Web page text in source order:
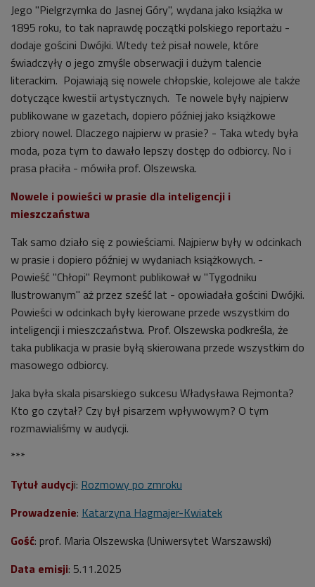
Jego "Pielgrzymka do Jasnej Góry", wydana jako książka w
1895 roku, to tak naprawdę początki polskiego reportażu -
dodaje gościni Dwójki. Wtedy też pisał nowele, które
świadczyły o jego zmyśle obserwacji i dużym talencie
literackim. Pojawiają się nowele chłopskie, kolejowe ale także
dotyczące kwestii artystycznych. Te nowele były najpierw
publikowane w gazetach, dopiero później jako książkowe
zbiory nowel. Dlaczego najpierw w prasie? - Taka wtedy była
moda, poza tym to dawało lepszy dostęp do odbiorcy. No i
prasa płaciła - mówiła prof. Olszewska.
Nowele i powieści w prasie dla inteligencji i
mieszczaństwa
Tak samo działo się z powieściami. Najpierw były w odcinkach
w prasie i dopiero później w wydaniach książkowych. -
Powieść "Chłopi" Reymont publikował w "Tygodniku
Ilustrowanym" aż przez sześć lat - opowiadała gościni Dwójki.
Powieści w odcinkach były kierowane przede wszystkim do
inteligencji i mieszczaństwa. Prof. Olszewska podkreśla, że
taka publikacja w prasie byłą skierowana przede wszystkim do
masowego odbiorcy.
Jaka była skala pisarskiego sukcesu Władysława Rejmonta?
Kto go czytał? Czy był pisarzem wpływowym? O tym
rozmawialiśmy w audycji.
***
Tytuł audycji: Rozmowy po zmroku
Prowadzenie: Katarzyna Hagmajer-Kwiatek
Gość: prof. Maria Olszewska (Uniwersytet Warszawski)
Data emisji: 5.11.2025